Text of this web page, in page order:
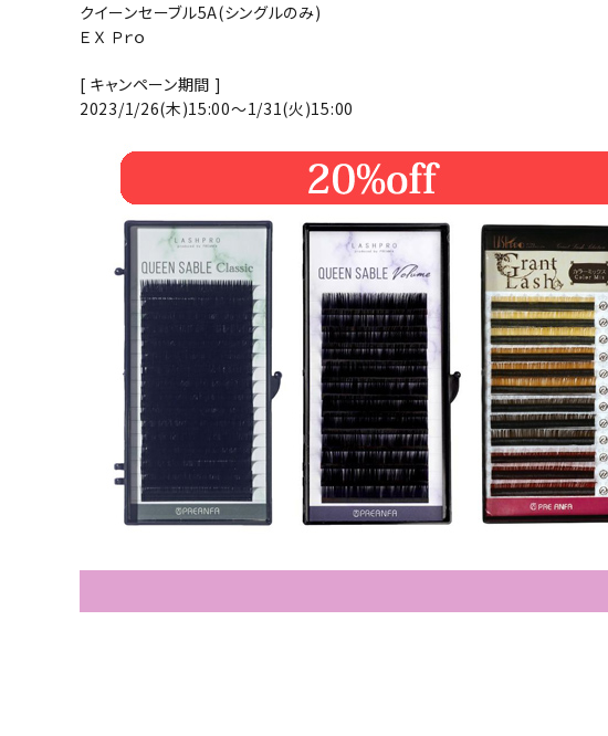
クイーンセーブル5A(シングルのみ)
ＥＸ Ｐｒｏ
[ キャンペーン期間 ]
2023/1/26(木)15:00～1/31(火)15:00